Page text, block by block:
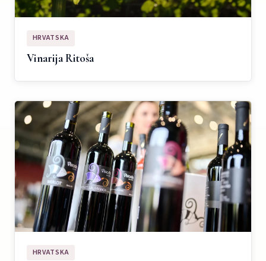
HRVATSKA
Vinarija Ritoša
HRVATSKA